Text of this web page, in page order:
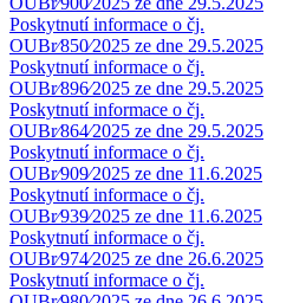
Poskytnutí informace o čj.
OUBr⁄850⁄2025 ze dne 29.5.2025
Poskytnutí informace o čj.
OUBr⁄896⁄2025 ze dne 29.5.2025
Poskytnutí informace o čj.
OUBr⁄864⁄2025 ze dne 29.5.2025
Poskytnutí informace o čj.
OUBr⁄909⁄2025 ze dne 11.6.2025
Poskytnutí informace o čj.
OUBr⁄939⁄2025 ze dne 11.6.2025
Poskytnutí informace o čj.
OUBr⁄974⁄2025 ze dne 26.6.2025
Poskytnutí informace o čj.